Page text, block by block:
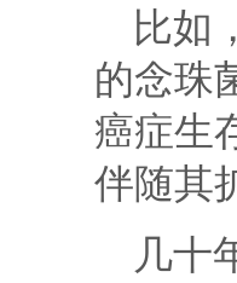
比如
的念珠
癌症生
伴随其
几十